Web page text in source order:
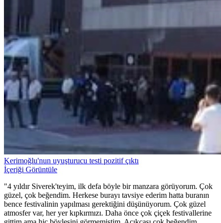
Kerimoğlu'nun uyuşturucu testi pozitif çıktı
İçeriği Görüntüle
"4 yıldır Siverek'teyim, ilk defa böyle bir manzara görüyorum. Çok
güzel, çok beğendim. Herkese burayı tavsiye ederim hatta buranın
bence festivalinin yapılması gerektiğini düşünüyorum. Çok güzel
atmosfer var, her yer kıpkırmızı. Daha önce çok çiçek festivallerine